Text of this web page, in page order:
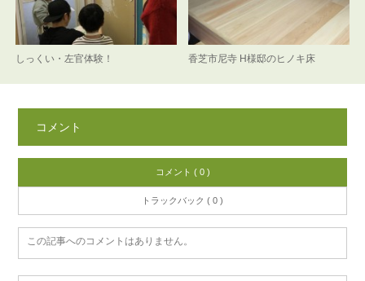
しっくい・左官体験！ 香芝市尼寺 H様邸のヒノキ床
コメント
コメント ( 0 )
トラックバック ( 0 )
この記事へのコメントはありません。